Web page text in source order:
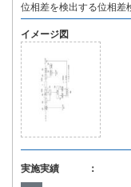
位相差を検出する位相差
イメージ図
実施実績 ：